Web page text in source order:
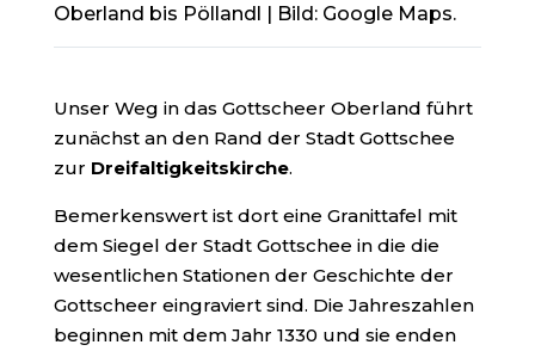
Oberland bis Pöllandl | Bild: Google Maps.
Unser Weg in das Gottscheer Oberland führt
zunächst an den Rand der Stadt Gottschee
zur Dreifaltigkeitskirche.
Bemerkenswert ist dort eine Granittafel mit
dem Siegel der Stadt Gottschee in die die
wesentlichen Stationen der Geschichte der
Gottscheer eingraviert sind. Die Jahreszahlen
beginnen mit dem Jahr 1330 und sie enden